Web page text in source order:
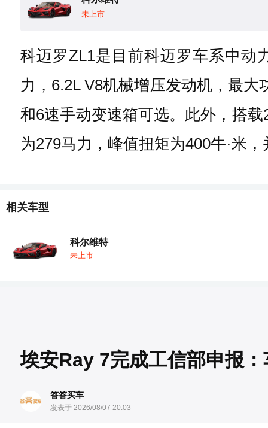
未上市
科迈罗ZL1是目前科迈罗车系中动
力，6.2L V8机械增压发动机，最
和6速手动变速箱可选。此外，搭
为279马力，峰值扭矩为400牛·米
相关车型
科尔维特
未上市
埃安Ray 7完成工信部申报
答答买车
发表于 2026/08/07 20:03